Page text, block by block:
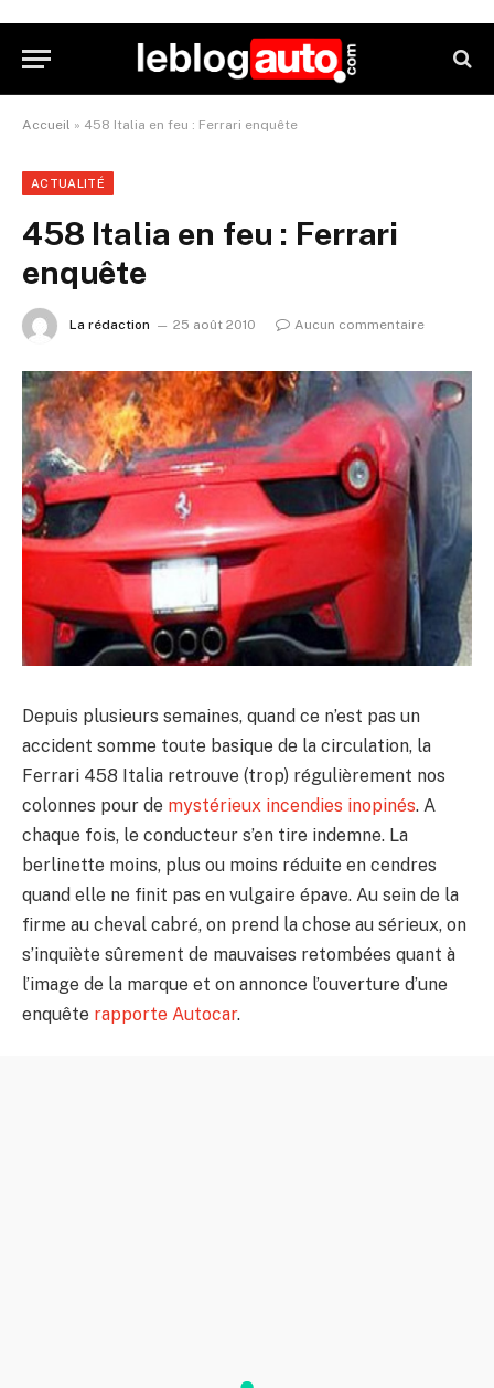
Accueil » 458 Italia en feu : Ferrari enquête
ACTUALITÉ
458 Italia en feu : Ferrari
enquête
La rédaction 25 août 2010 Aucun commentaire
Depuis plusieurs semaines, quand ce n’est pas un
accident somme toute basique de la circulation, la
Ferrari 458 Italia retrouve (trop) régulièrement nos
colonnes pour de mystérieux incendies inopinés. A
chaque fois, le conducteur s’en tire indemne. La
berlinette moins, plus ou moins réduite en cendres
quand elle ne finit pas en vulgaire épave. Au sein de la
firme au cheval cabré, on prend la chose au sérieux, on
s’inquiète sûrement de mauvaises retombées quant à
l’image de la marque et on annonce l’ouverture d’une
enquête rapporte Autocar.